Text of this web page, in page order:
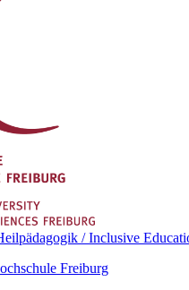
/ Inclusive
Freiburg